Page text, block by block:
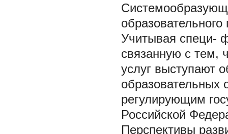
Учитывая специ-
связанную с тем,
услуг выступают
образовательных
регулирующим
Российской
Перспективы